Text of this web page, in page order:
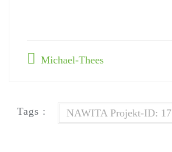
Michael-Thees
Tags : NAWITA Projekt-ID: 17